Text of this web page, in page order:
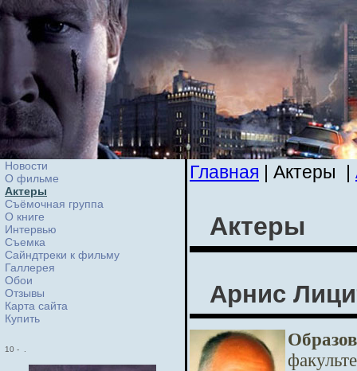
Новости
О фильме
Актеры
Съёмочная группа
О книге
Интервью
Cъемка
Сайндтреки к фильму
Галлерея
Обои
Отзывы
Карта сайта
Купить
10 -
Главная | Актеры |
Актеры
Арнис